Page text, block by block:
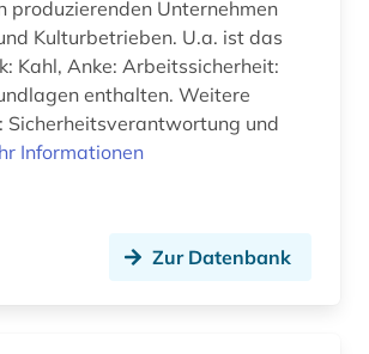
produzierenden Unternehmen
Kulturbetrieben. U.a. ist das
Kahl, Anke: Arbeitssicherheit:
enthalten. Weitere
Sicherheitsverantwortung und
Informationen
Zur Datenbank